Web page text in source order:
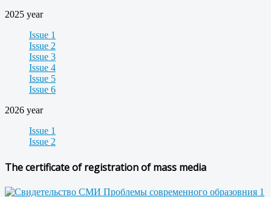
2025 year
Issue 1
Issue 2
Issue 3
Issue 4
Issue 5
Issue 6
2026 year
Issue 1
Issue 2
The certificate of registration of mass media